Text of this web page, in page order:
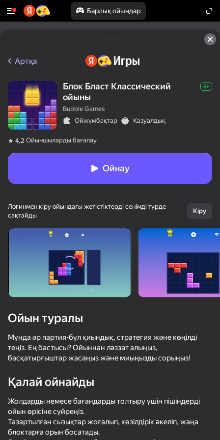
Барлық ойындар
Артқа
Блок Бласт Классический
ойыны
6+
Bubble Games
Ойжұмбақтар
Казуалдық
4,2 Ойыншыларды бағалау
Ойнау
Логинмен кіру ойындағы жетістіктерді сенімді түрде
сақтайды
Кіру
Ойын туралы
Мұнда әр партия-бұл қиындық, стратегия және көңілді
теңіз. Ең бастысы? Ойыннан ләззат алыңыз,
басқатырғыштар жасаңыз және миыңызды сорыңыз!
Қалай ойнайды
Жолдарды немесе бағандарды толтыру үшін пішіндерді
ойын өрісіне сүйреңіз.
Тазартылған сызықтар жоғалып, көзілдірік әкеліп, жаңа
блоктарға орын босатады.